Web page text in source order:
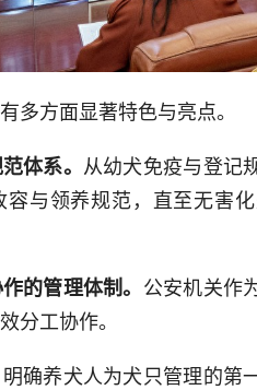
多方面显著特色与亮点。
体系。 从幼犬免疫与登记
与领养规范，直至无害
的管理体制。 公安机关作
分工协作。
明确养犬人为犬只管理的第